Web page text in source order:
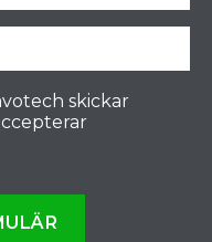
skickar